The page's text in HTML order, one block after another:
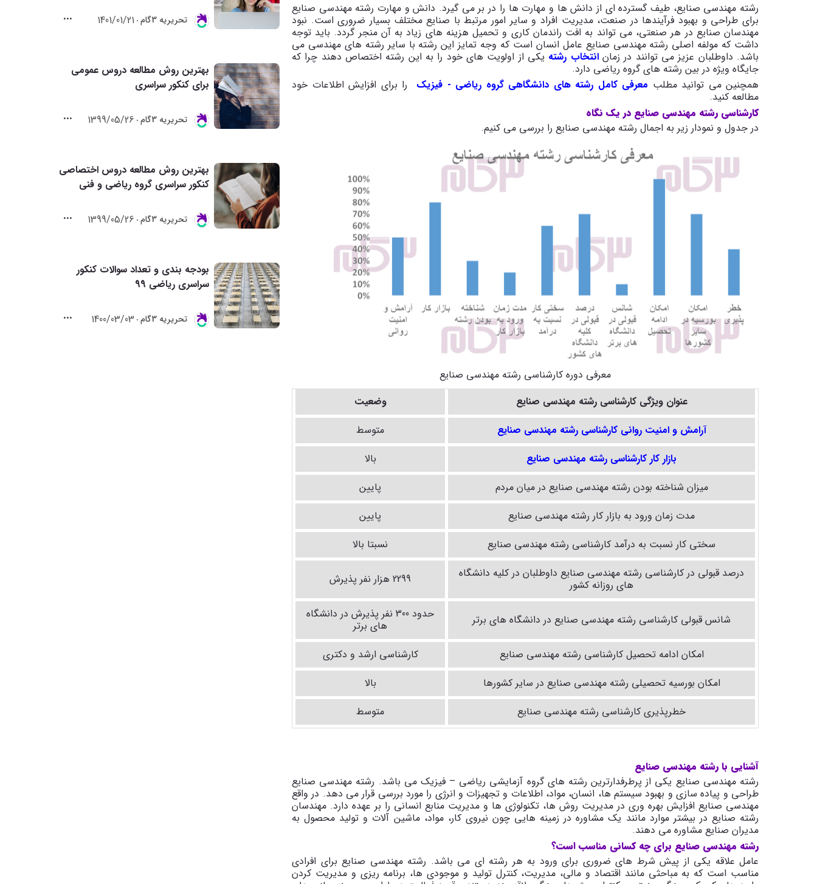
رشته مهندسی صنایع، طیف گسترده ای از دانش ها و مهارت ها را در بر می گیرد. دانش و مهارت رشته مهندسی صنایع
برای طراحی و بهبود فرآیندها در صنعت، مدیریت افراد و سایر امور مرتبط با صنایع مختلف بسیار ضروری است. نبود
مهندسان صنایع در هر صنعتی، می تواند به افت راندمان کاری و تحمیل هزینه های زیاد به آن منجر گردد. باید توجه
داشت که مولفه اصلی رشته مهندسی صنایع عامل انسان است که وجه تمایز این رشته با سایر رشته های مهندسی می
باشد. داوطلبان عزیز می توانند در زمانانتخاب رشته یکی از اولویت های خود را به این رشته اختصاص دهند چرا که
جایگاه ویژه در بین رشته های گروه ریاضی دارد.
همچنین می توانید مطلب معرفی کامل رشته های دانشگاهی گروه ریاضی - فیزیک
را برای افزایش اطلاعات خود
مطالعه کنید.
کارشناسی رشته مهندسی صنایع در یک نگاه
در جدول و نمودار زیر به اجمال رشته مهندسی صنایع را بررسی می کنیم.
معرفی دوره کارشناسی رشته مهندسی صنایع
عنوان ویژگی کارشناسی رشته مهندسی صنایع
وضعیت
آرامش و امنیت روانی کارشناسی رشته مهندسی صنایع
متوسط
بازار کار کارشناسی رشته مهندسی صنایع
بالا
میزان شناخته بودن رشته مهندسی صنایع در میان مردم
پایین
مدت زمان ورود به بازار کار رشته مهندسی صنایع
پایین
سختی کار نسبت به درآمد کارشناسی رشته مهندسی صنایع
نسبتا بالا
درصد قبولی در کارشناسی رشته مهندسی صنایع داوطلبان در کلیه دانشگاه
های روزانه کشور
2299 هزار نفر پذیرش
شانس قبولی کارشناسی رشته مهندسی صنایع در دانشگاه های برتر
حدود 300 نفر پذیرش در دانشگاه
های برتر
امکان ادامه تحصیل کارشناسی رشته مهندسی صنایع
کارشناسی ارشد و دکتری
امکان بورسیه تحصیلی رشته مهندسی صنایع در سایر کشورها
بالا
خطرپذیری کارشناسی رشته مهندسی صنایع
متوسط
آشنایی با رشته مهندسی صنایع
رشته مهندسی صنایع یکی از پرطرفدارترین رشته های گروه آزمایشی ریاضی – فیزیک می باشد. رشته مهندسی صنایع
طراحی و پیاده سازی و بهبود سیستم ها، انسان، مواد، اطلاعات و تجهیزات و انرژی را مورد بررسی قرار می دهد. در واقع
مهندسی صنایع افزایش بهره وری در مدیریت روش ها، تکنولوژی ها و مدیریت منابع انسانی را بر عهده دارد. مهندسان
رشته صنایع در بیشتر موارد مانند یک مشاوره در زمینه هایی چون نیروی کار، مواد، ماشین آلات و تولید محصول به
مدیران صنایع مشاوره می دهند.
رشته مهندسی صنایع برای چه کسانی مناسب است؟
عامل علاقه یکی از پیش شرط های ضروری برای ورود به هر رشته ای می باشد. رشته مهندسی صنایع برای افرادی
مناسب است که به مباحثی مانند اقتصاد و مالی، مدیریت، کنترل تولید و موجودی ها، برنامه ریزی و مدیریت کردن
تحريريه 3گام 1401/01/21
بهترین روش مطالعه دروس عمومی
برای کنکور سراسری
تحريريه 3گام 1399/05/26
بهترین روش مطالعه دروس اختصاصی
کنکور سراسری گروه ریاضی و فنی
تحريريه 3گام 1399/05/26
بودجه بندی و تعداد سوالات کنکور
سراسری ریاضی 99
تحريريه 3گام 1400/03/03